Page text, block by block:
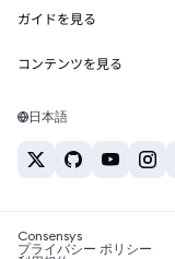
Snaps
Web3サービス
セキュリティ
サポート
キャリア
お問い合わせ
Solanaの価格
Tetherの価格
ETH→USD
USDT→INR
BTC→INR
ETH→USDT
ガイドを見る
ETHの購入
USDTの購入
SHIBの購入
コンテンツを見る
Solanaウォレット
税制関連ニュース
日本語
Consensys
プライバシー ポリシー